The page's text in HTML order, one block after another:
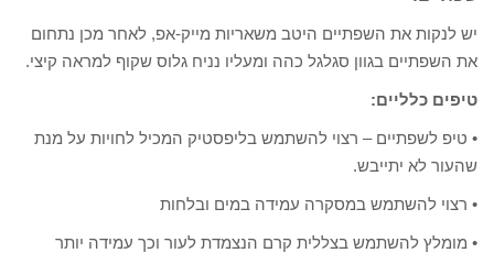
יש לנקות את השפתיים היטב משאריות מייק-אפ, לאחר מכן נתחום
את השפתיים בגוון סגלגל כהה ומעליו נניח גלוס שקוף למראה קיצי.
טיפים כלליים:
• טיפ לשפתיים – רצוי להשתמש בליפסטיק המכיל לחויות על מנת
שהעור לא יתייבש.
• רצוי להשתמש במסקרה עמידה במים ובלחות
• מומלץ להשתמש בצללית קרם הנצמדת לעור וכך עמידה יותר